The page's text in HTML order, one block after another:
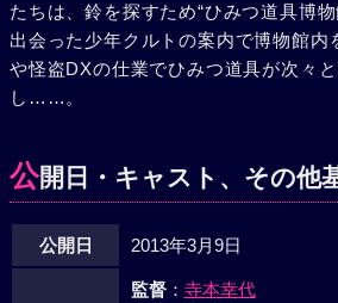
たちは、鈴を探すため“ひみつ道具博
出会った少年クルトの案内で博物館内
や怪盗DXの仕業でひみつ道具が次々
し……。
公開日・キャスト、その他
公開日 2013年3月9日
監督： 寺本幸代